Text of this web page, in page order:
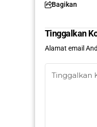
Bagikan
Tinggalkan
Alamat email